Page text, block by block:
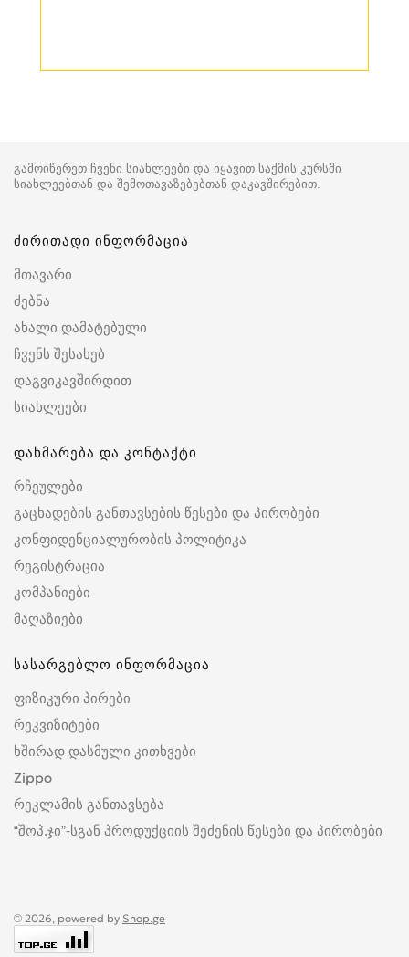
გამოიწერეთ ჩვენი სიახლეები და იყავით საქმის კურსში
სიახლეებთან და შემოთავაზებებთან დაკავშირებით.
ძირითადი ინფორმაცია
მთავარი
ძებნა
ახალი დამატებული
ჩვენს შესახებ
დაგვიკავშირდით
სიახლეები
დახმარება და კონტაქტი
რჩეულები
გაცხადების განთავსების წესები და პირობები
კონფიდენციალურობის პოლიტიკა
რეგისტრაცია
კომპანიები
მაღაზიები
სასარგებლო ინფორმაცია
ფიზიკური პირები
რეკვიზიტები
ხშირად დასმული კითხვები
Zippo
რეკლამის განთავსება
“შოპ.ჯი”-სგან პროდუქციის შეძენის წესები და პირობები
© 2026, powered by Shop.ge